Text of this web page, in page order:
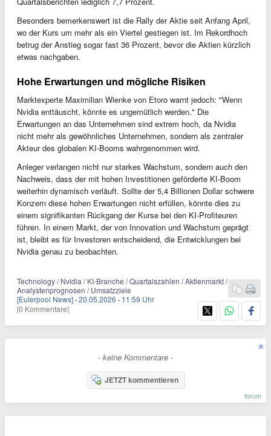
Besonders bemerkenswert ist die Rally der Aktie seit Anfang April,
wo der Kurs um mehr als ein Viertel gestiegen ist. Im Rekordhoch
betrug der Anstieg sogar fast 36 Prozent, bevor die Aktien kürzlich
etwas nachgaben.
Hohe Erwartungen und mögliche Risiken
Marktexperte Maximilian Wienke von Etoro warnt jedoch: "Wenn
Nvidia enttäuscht, könnte es ungemütlich werden." Die
Erwartungen an das Unternehmen sind extrem hoch, da Nvidia
nicht mehr als gewöhnliches Unternehmen, sondern als zentraler
Akteur des globalen KI-Booms wahrgenommen wird.
Anleger verlangen nicht nur starkes Wachstum, sondern auch den
Nachweis, dass der mit hohen Investitionen geförderte KI-Boom
weiterhin dynamisch verläuft. Sollte der 5,4 Billionen Dollar schwere
Konzern diese hohen Erwartungen nicht erfüllen, könnte dies zu
einem signifikanten Rückgang der Kurse bei den KI-Profiteuren
führen. In einem Markt, der von Innovation und Wachstum geprägt
ist, bleibt es für Investoren entscheidend, die Entwicklungen bei
Nvidia genau zu beobachten.
Technology / Nvidia / KI-Branche / Quartalszahlen / Aktienmarkt /
Analystenprognosen / Umsatzziele
[Eulerpool News] ·20.05.2026 · 11:59 Uhr
[0 Kommentare]
- keine Kommentare -
JETZT kommentieren
forum